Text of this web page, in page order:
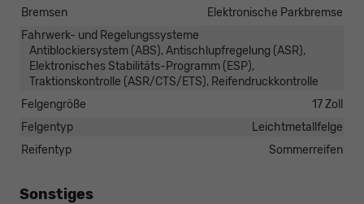
Bremsen
Elektronische Parkbremse
Fahrwerk- und Regelungssysteme
Antiblockiersystem (ABS), Antischlupfregelung (ASR),
Elektronisches Stabilitäts-Programm (ESP),
Traktionskontrolle (ASR/CTS/ETS), Reifendruckkontrolle
Felgengröße
17 Zoll
Felgentyp
Leichtmetallfelge
Reifentyp
Sommerreifen
Sonstiges